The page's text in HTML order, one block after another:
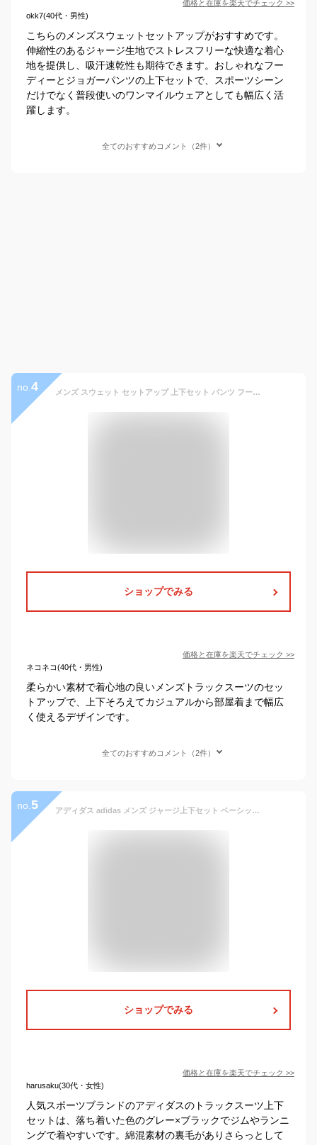
価格と在庫を楽天でチェック >>
okk7(40代・男性)
こちらのメンズスウェットセットアップがおすすめです。
伸縮性のあるジャージ生地でストレスフリーな快適な着心
地を提供し、吸汗速乾性も期待できます。おしゃれなフー
ディーとジョガーパンツの上下セットで、スポーツシーン
だけでなく普段使いのワンマイルウェアとしても幅広く活
躍します。
全てのおすすめコメント（2件）
no. 4 メンズ スウェット セットアップ 上下セット パンツ フーディー ジャージ パンツ トラックスーツ ジムウェア スポーツ ヨガ ジム着 スウェットセットアップ ジョガーパンツ フード パーカー ジャージ 上下 メンズ セットアップ ジョガーパンツ ジャージ 上下 フード
ショップでみる
価格と在庫を楽天でチェック >>
ネコネコ(40代・男性)
柔らかい素材で着心地の良いメンズトラックスーツのセッ
トアップで、上下そろえてカジュアルから部屋着まで幅広
く使えるデザインです。
全てのおすすめコメント（2件）
no. 5 アディダス adidas メンズ ジャージ上下セット ベーシック スリーストライプス フレンチテリー トラックスーツ IC6748 （medium grey heather/black）
ショップでみる
価格と在庫を楽天でチェック >>
harusaku(30代・女性)
人気スポーツブランドのアディダスのトラックスーツ上下
セットは、落ち着いた色のグレー×ブラックでジムやランニ
ングで着やすいです。綿混素材の裏毛がありさらっとして